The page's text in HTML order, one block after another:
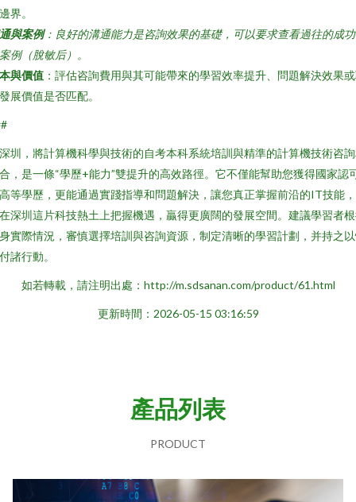
界。
與案例：良好的溝通能力是咨詢效果的基礎，可以要求查看過往的成
例（脫敏后）。
與價值 ：評估咨詢費用與其可能帶來的學習效率提升、問題解決效果
展價值是否匹配。
圳，將計算機科學與技術的自考本科系統培訓與精準的計算機技術咨
，是一條“學歷+能力”雙提升的高效路徑。它不僅能幫助您獲得國家認
等學歷，更能通過實踐指導和問題解決，讓您真正掌握前沿的IT技能
深圳這片科技熱土上把握機遇，贏得更廣闊的發展空間。建議學習者
實際情況，審慎選擇培訓與咨詢資源，制定清晰的學習計劃，并持之
諸行動。
如若轉載，請注明出處：http://m.sdsanan.com/product/61.html
更新時間：2026-05-15 03:16:59
產品列表
PRODUCT